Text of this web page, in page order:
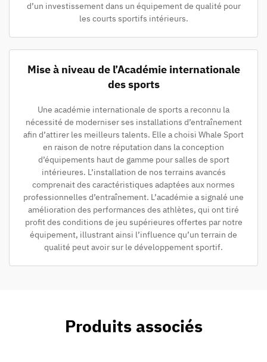
d’un investissement dans un équipement de qualité pour
les courts sportifs intérieurs.
Mise à niveau de l’Académie internationale
des sports
Une académie internationale de sports a reconnu la
nécessité de moderniser ses installations d’entraînement
afin d’attirer les meilleurs talents. Elle a choisi Whale Sport
en raison de notre réputation dans la conception
d’équipements haut de gamme pour salles de sport
intérieures. L’installation de nos terrains avancés
comprenait des caractéristiques adaptées aux normes
professionnelles d’entraînement. L’académie a signalé une
amélioration des performances des athlètes, qui ont tiré
profit des conditions de jeu supérieures offertes par notre
équipement, illustrant ainsi l’influence qu’un terrain de
qualité peut avoir sur le développement sportif.
Produits associés